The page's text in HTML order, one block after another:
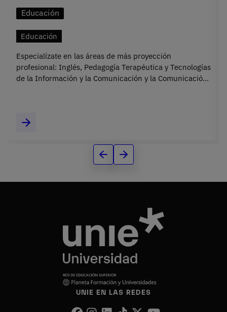
Educación
Educación
Especialízate en las áreas de más proyección
profesional: Inglés, Pedagogía Terapéutica y Tecnologías
de la Información y la Comunicación y la Comunicación
UNIE EN LAS REDES